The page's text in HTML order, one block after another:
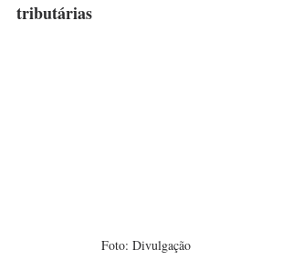
tributárias
Foto: Divulgação